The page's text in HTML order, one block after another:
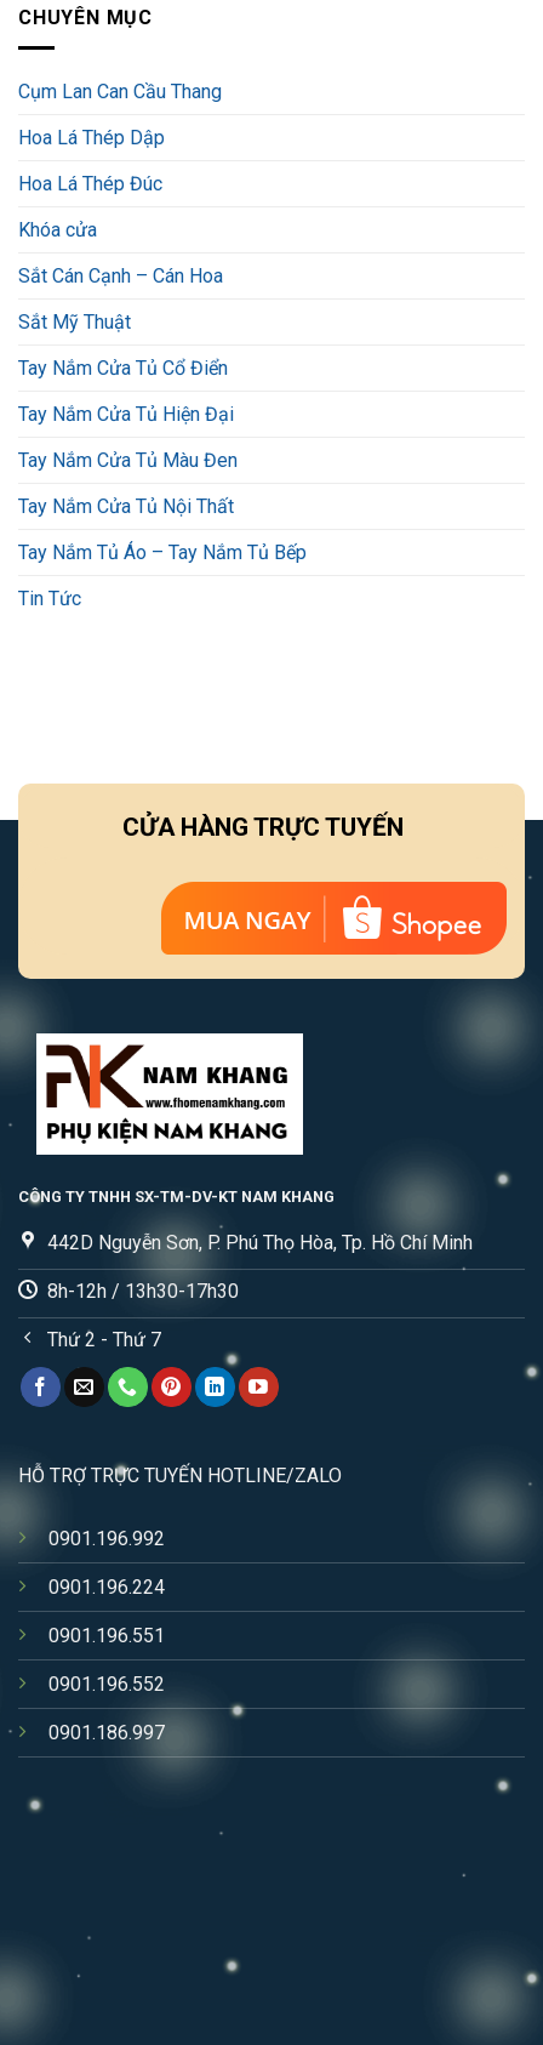
CHUYÊN MỤC
Cụm Lan Can Cầu Thang
Hoa Lá Thép Dập
Hoa Lá Thép Đúc
Khóa cửa
Sắt Cán Cạnh – Cán Hoa
Sắt Mỹ Thuật
Tay Nắm Cửa Tủ Cổ Điển
Tay Nắm Cửa Tủ Hiện Đại
Tay Nắm Cửa Tủ Màu Đen
Tay Nắm Cửa Tủ Nội Thất
Tay Nắm Tủ Áo – Tay Nắm Tủ Bếp
Tin Tức
CỬA HÀNG TRỰC TUYẾN
CÔNG TY TNHH SX-TM-DV-KT NAM KHANG
442D Nguyễn Sơn, P. Phú Thọ Hòa, Tp. Hồ Chí Minh
8h-12h / 13h30-17h30
Thứ 2 - Thứ 7
HỖ TRỢ TRỰC TUYẾN HOTLINE/ZALO
0901.196.992
0901.196.224
0901.196.551
0901.196.552
0901.186.997